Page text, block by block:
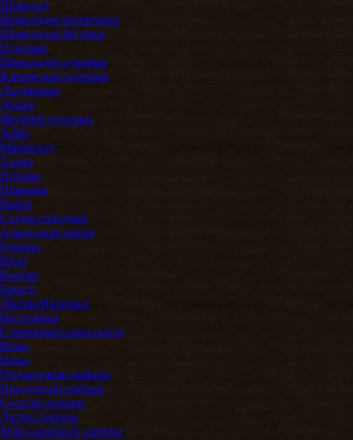
Шоколад
Шоколадні батончики
Шоколадні фігурки
Цукерки
Шоколадні цукерки
Карамельні цукерки
Льодяники
Драже
Желейні цукерки
Зефір
Мармелад
Халва
Печиво
Пряники
Вафлі
Східні солодощі
Алкогольні напої
Горілка
Віскі
Коньяк
Бренді
Лікери/Наливки
Настоянки
Слабоалкогольні напої
Вино
Пиво
Подарункові набори
Продуктові набори
Солодкі набори
Дитячі набори
М'ясо-ковбасні набори